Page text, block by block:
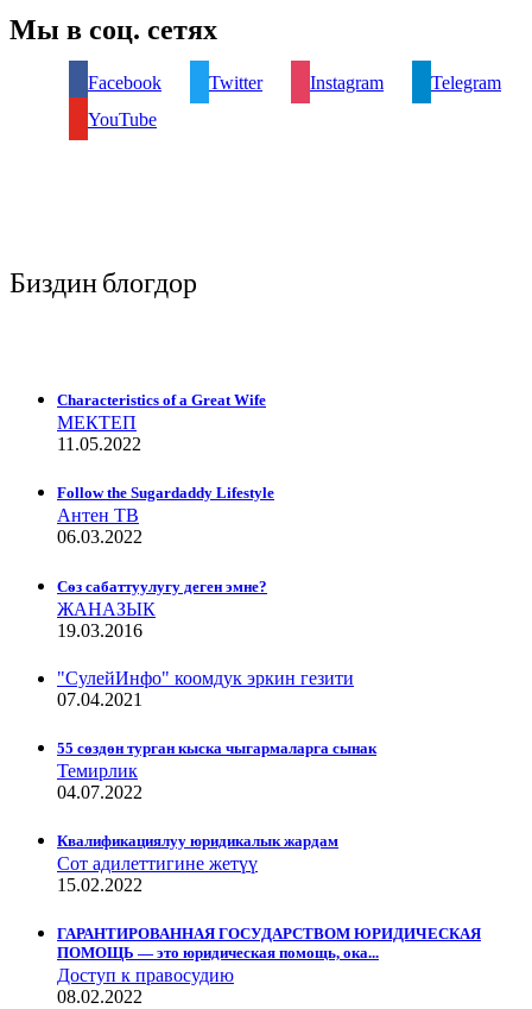
Мы в соц. сетях
Facebook Twitter Instagram
Telegram
YouTube
Биздин блогдор
Characteristics of a Great Wife
МЕКТЕП
11.05.2022
Follow the Sugardaddy Lifestyle
Антен ТВ
06.03.2022
Сѳз сабаттуулугу деген эмне?
ЖАНАЗЫК
19.03.2016
"СулейИнфо" коомдук эркин гезити
07.04.2021
55 сөздөн турган кыска чыгармаларга сынак
Темирлик
04.07.2022
Квалификациялуу юридикалык жардам
Сот адилеттигине жетүү
15.02.2022
ГАРАНТИРОВАННАЯ ГОСУДАРСТВОМ ЮРИДИЧЕСКАЯ
ПОМОЩЬ — это юридическая помощь, ока...
Доступ к правосудию
08.02.2022